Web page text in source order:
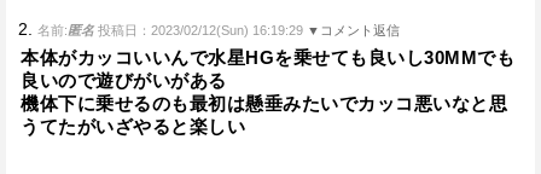
2. 名前:匿名 投稿日：2023/02/12(Sun) 16:19:29 ▼コメント返信
本体がカッコいいんで水星HGを乗せても良いし30MMでも
良いので遊びがいがある
機体下に乗せるのも最初は懸垂みたいでカッコ悪いなと思
うてたがいざやると楽しい